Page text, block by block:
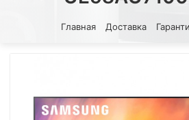
Главная Доставка